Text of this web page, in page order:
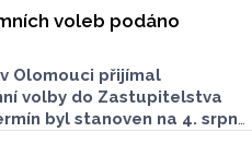
voleb podáno
Olomouci přijímal
volby do Zastupitelstva
byl stanoven na 4. srpna